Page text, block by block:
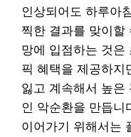
인상되어도 하루아
찍한 결과를 맞이할
망에 입점하는 것은
픽 혜택을 제공하지
잃고 계속해서 높은
인 악순환을 만듭니
이어가기 위해서는